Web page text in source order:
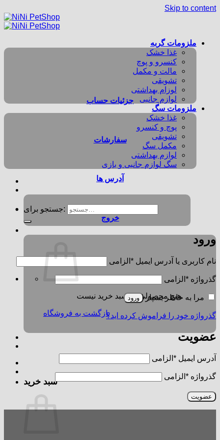
Skip to content
ملزومات گربه
غذا خشک
کنسرو و پوچ
مالت و مکمل
تشویقی
لوزام بهداشتی
لوازم جانبی
ملزومات سگ
غذا خشک
پوچ و کنسرو
تشویقی
مکمل سگ
لوازم بهداشتی
سگ لوازم جانبی و بازی
جستجو برای:
هیچ محصولی در سبد خرید نیست.
بازگشت به فروشگاه
سبد خرید
جزئیات حساب
سفارشات
آدرس ها
خروج
ورود
نام کاربری یا آدرس ایمیل * الزامی
گذرواژه * الزامی
مرا به خاطر بسپار ورود
گذرواژه خود را فراموش کرده اید؟
عضویت
آدرس ایمیل * الزامی
گذرواژه * الزامی
عضویت